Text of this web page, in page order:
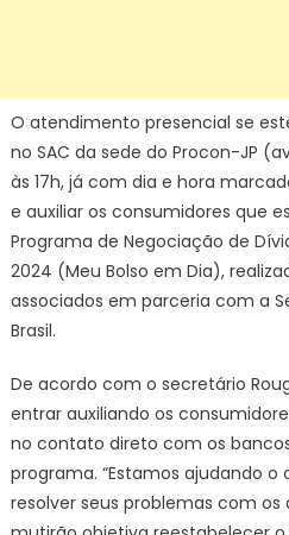
O atendimento presencial se
no SAC da sede do Procon-JP
às 17h, já com dia e hora
e auxiliar os consumidores que
Programa de Negociação de
2024 (Meu Bolso em Dia),
associados em parceria com a
Brasil.
De acordo com o secretário
entrar auxiliando os
no contato direto com os
programa. “Estamos ajudando o
resolver seus problemas com os